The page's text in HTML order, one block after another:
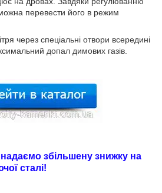
можна перевести його в режим
через спеціальні отвори всередині
допал димових газів.
надаємо збільшену знижку на
сталі!